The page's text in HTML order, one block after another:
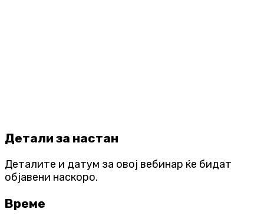
Детали за настан
Деталите и датум за овој вебинар ќе бидат
објавени наскоро.
Време